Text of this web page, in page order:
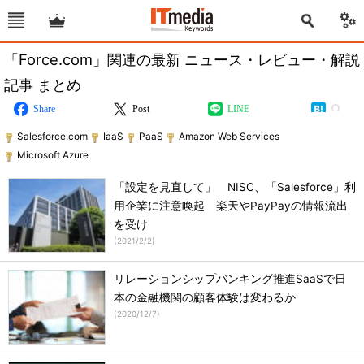
「Force.com」関連の最新 ニュース・レビュー・解説
記事 まとめ
Share Post LINE
Salesforce.com IaaS PaaS
Amazon Web Services
Microsoft Azure
「設定を見直して」 NISC、「Salesforce」利
用企業に注意喚起 楽天やPayPayの情報流出
を受け
(2021/2/2)
リレーションシップバンキング推進SaaSで日
本の金融機関の顧客体験は変わるか
(2020/12/7)